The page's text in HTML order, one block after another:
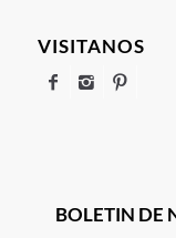
VISITANOS
BOLETIN DE